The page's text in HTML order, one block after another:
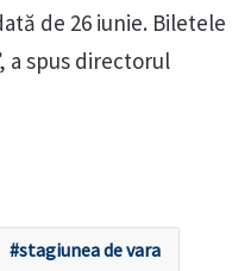
de 26 iunie. Biletele
a spus directorul
stagiunea de vara